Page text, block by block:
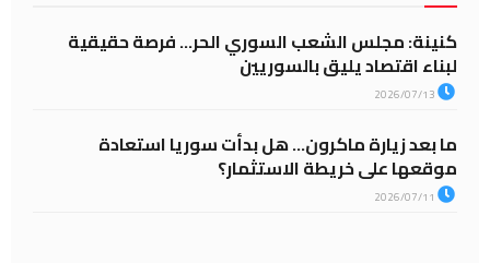
كنينة: مجلس الشعب السوري الحر… فرصة حقيقية
لبناء اقتصاد يليق بالسوريين
ما بعد زيارة ماكرون… هل بدأت سوريا استعادة
موقعها على خريطة الاستثمار؟